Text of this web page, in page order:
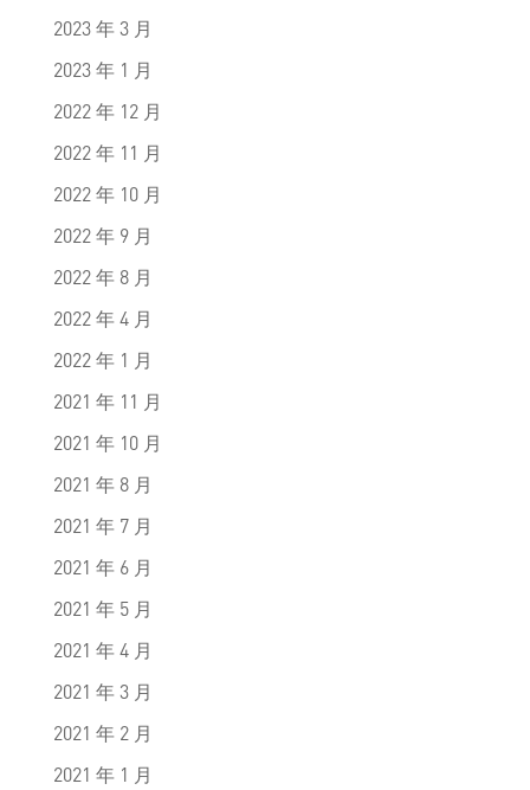
2023 年 3 月
2023 年 1 月
2022 年 12 月
2022 年 11 月
2022 年 10 月
2022 年 9 月
2022 年 8 月
2022 年 4 月
2022 年 1 月
2021 年 11 月
2021 年 10 月
2021 年 8 月
2021 年 7 月
2021 年 6 月
2021 年 5 月
2021 年 4 月
2021 年 3 月
2021 年 2 月
2021 年 1 月